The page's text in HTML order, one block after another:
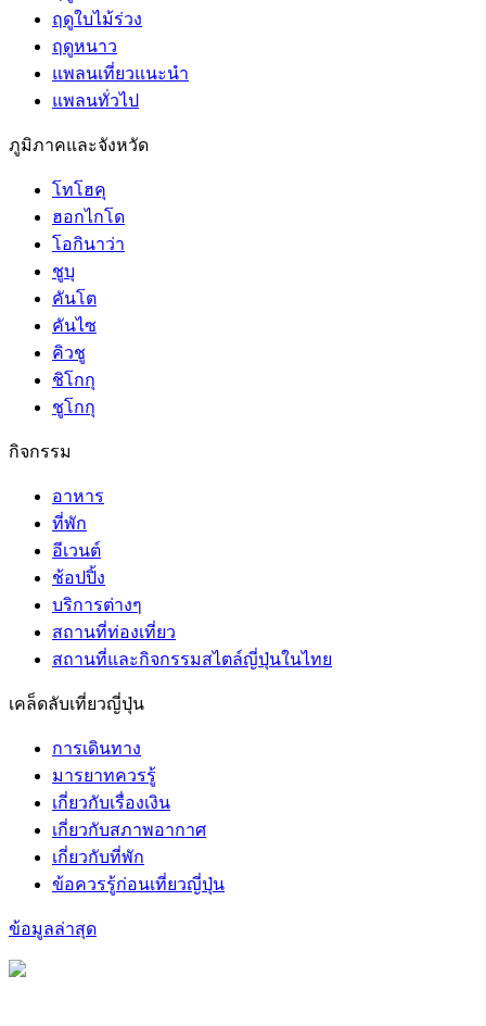
ฤดูใบไม้ร่วง
ฤดูหนาว
แพลนเที่ยวแนะนำ
แพลนทั่วไป
ภูมิภาคและจังหวัด
โทโฮคุ
ฮอกไกโด
โอกินาว่า
ชูบุ
คันโต
คันไซ
คิวชู
ชิโกกุ
ชูโกกุ
กิจกรรม
อาหาร
ที่พัก
อีเวนต์
ช้อปปิ้ง
บริการต่างๆ
สถานที่ท่องเที่ยว
สถานที่และกิจกรรมสไตล์ญี่ปุ่นในไทย
เคล็ดลับเที่ยวญี่ปุ่น
การเดินทาง
มารยาทควรรู้
เกี่ยวกับเรื่องเงิน
เกี่ยวกับสภาพอากาศ
เกี่ยวกับที่พัก
ข้อควรรู้ก่อนเที่ยวญี่ปุ่น
ข้อมูลล่าสุด